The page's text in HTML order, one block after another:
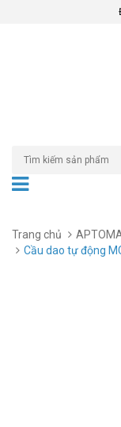
Trang chủ
Cầu dao tự động